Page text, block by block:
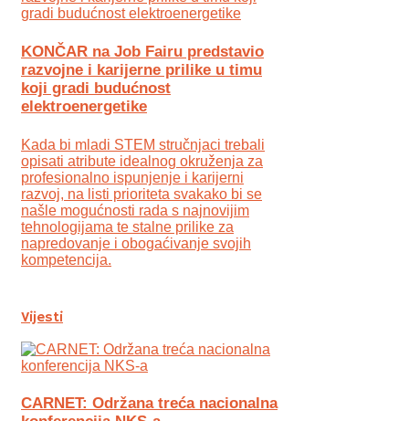
KONČAR na Job Fairu predstavio
razvojne i karijerne prilike u timu
koji gradi budućnost
elektroenergetike
Kada bi mladi STEM stručnjaci trebali
opisati atribute idealnog okruženja za
profesionalno ispunjenje i karijerni
razvoj, na listi prioriteta svakako bi se
našle mogućnosti rada s najnovijim
tehnologijama te stalne prilike za
napredovanje i obogaćivanje svojih
kompetencija.
Vijesti
CARNET: Održana treća nacionalna